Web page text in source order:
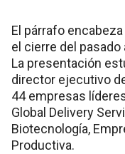
El párrafo
el cierre del pasado
La presentación
director ejecutivo
44 empresas
Global Delivery
Biotecnología,
Productiva.